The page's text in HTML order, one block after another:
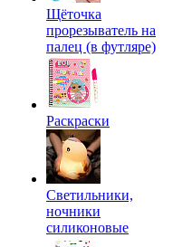
Щёточка
прорезыватель на
палец (в футляре)
Раскраски
Светильники,
ночники
силиконовые